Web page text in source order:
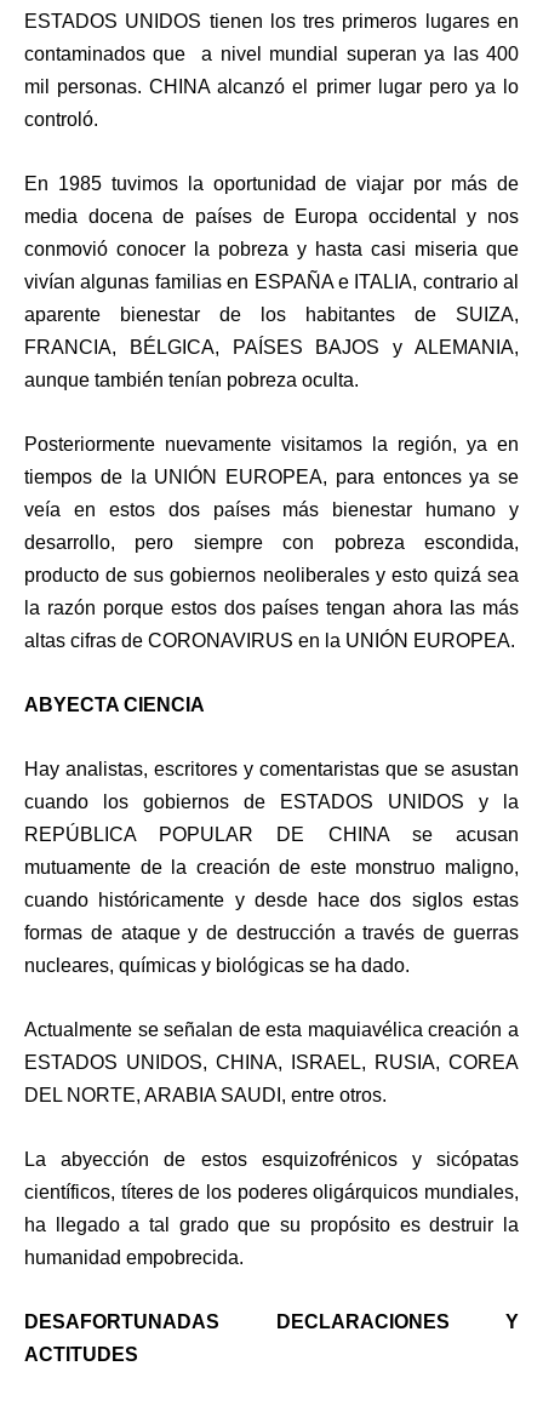
ESTADOS UNIDOS tienen los tres primeros lugares en
contaminados que a nivel mundial superan ya las 400
mil personas. CHINA alcanzó el primer lugar pero ya lo
controló.
En 1985 tuvimos la oportunidad de viajar por más de
media docena de países de Europa occidental y nos
conmovió conocer la pobreza y hasta casi miseria que
vivían algunas familias en ESPAÑA e ITALIA, contrario al
aparente bienestar de los habitantes de SUIZA,
FRANCIA, BÉLGICA, PAÍSES BAJOS y ALEMANIA,
aunque también tenían pobreza oculta.
Posteriormente nuevamente visitamos la región, ya en
tiempos de la UNIÓN EUROPEA, para entonces ya se
veía en estos dos países más bienestar humano y
desarrollo, pero siempre con pobreza escondida,
producto de sus gobiernos neoliberales y esto quizá sea
la razón porque estos dos países tengan ahora las más
altas cifras de CORONAVIRUS en la UNIÓN EUROPEA.
ABYECTA CIENCIA
Hay analistas, escritores y comentaristas que se asustan
cuando los gobiernos de ESTADOS UNIDOS y la
REPÚBLICA POPULAR DE CHINA se acusan
mutuamente de la creación de este monstruo maligno,
cuando históricamente y desde hace dos siglos estas
formas de ataque y de destrucción a través de guerras
nucleares, químicas y biológicas se ha dado.
Actualmente se señalan de esta maquiavélica creación a
ESTADOS UNIDOS, CHINA, ISRAEL, RUSIA, COREA
DEL NORTE, ARABIA SAUDI, entre otros.
La abyección de estos esquizofrénicos y sicópatas
científicos, títeres de los poderes oligárquicos mundiales,
ha llegado a tal grado que su propósito es destruir la
humanidad empobrecida.
DESAFORTUNADAS DECLARACIONES Y
ACTITUDES